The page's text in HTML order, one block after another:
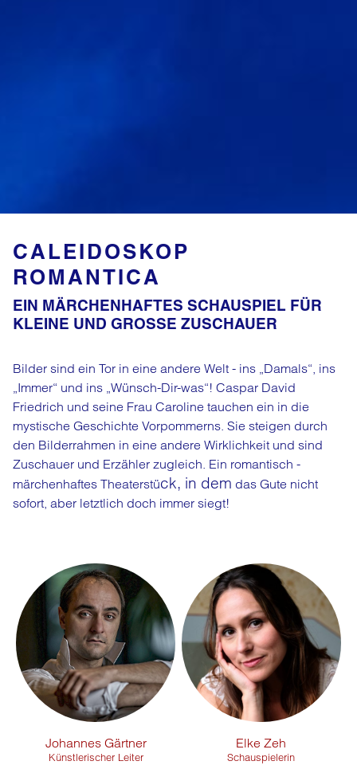
CALEIDOSKOP
ROMANTICA
EIN MÄRCHENHAFTES SCHAUSPIEL FÜR
KLEINE UND GROSSE ZUSCHAUER
Bilder sind ein Tor in eine andere Welt - ins „Damals“, ins
„Immer“ und ins „Wünsch-Dir-was“! Caspar David
Friedrich und seine Frau Caroline tauchen ein in die
mystische Geschichte Vorpommerns. Sie steigen durch
den Bilderrahmen in eine andere Wirklichkeit und sind
Zuschauer und Erzähler zugleich. Ein romantisch -
märchenhaftes Theaterstück, in dem das Gute nicht
sofort, aber letztlich doch immer siegt!
Johannes Gärtner
Künstlerischer Leiter
Elke Zeh
Schauspielerin